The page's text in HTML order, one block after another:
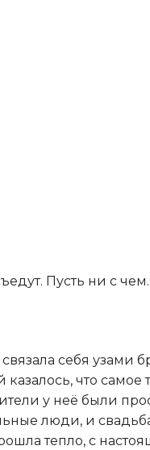
Пусть ни с
себя узами
казалось, что самое
у неё были
люди, и
тепло, с